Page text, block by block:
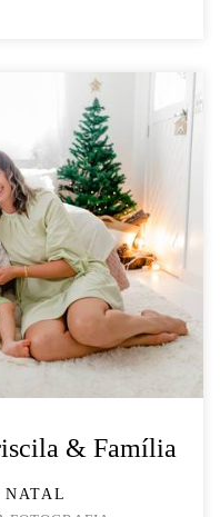
& Família